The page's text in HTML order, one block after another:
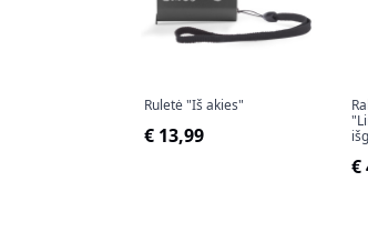
Ruletė "Iš akies"
€ 13,99
€